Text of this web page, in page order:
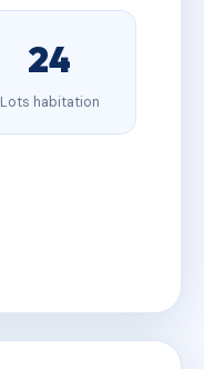
24
Lots habitation